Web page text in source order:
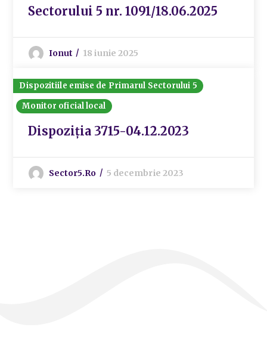
Sectorului 5 nr. 1091/18.06.2025
Ionut 18 iunie 2025
Dispozitiile emise de Primarul Sectorului 5
Monitor oficial local
Dispoziția 3715-04.12.2023
Sector5.ro 5 decembrie 2023